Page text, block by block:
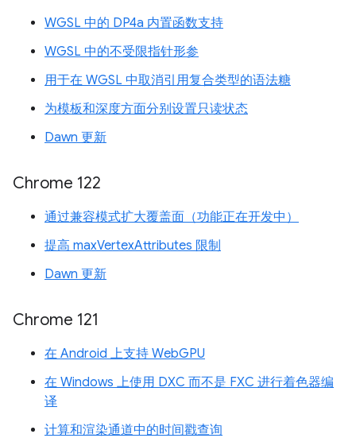
WGSL 中的 DP4a 内置函数支持
WGSL 中的不受限指针形参
用于在 WGSL 中取消引用复合类型的语法糖
为模板和深度方面分别设置只读状态
Dawn 更新
Chrome 122
通过兼容模式扩大覆盖面（功能正在开发中）
提高 maxVertexAttributes 限制
Dawn 更新
Chrome 121
在 Android 上支持 WebGPU
在 Windows 上使用 DXC 而不是 FXC 进行着色器编
译
计算和渲染通道中的时间戳查询